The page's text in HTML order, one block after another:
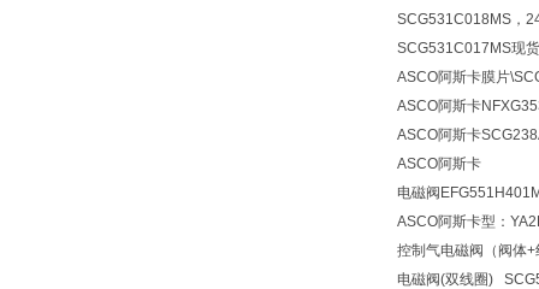
SCG531C018MS，
SCG531C017MS现货
ASCO阿斯卡膜片
ASCO阿斯卡
ASCO阿斯卡
ASCO阿斯卡
电磁阀
ASCO阿斯卡型：
控制气电磁阀（阀体
电磁阀(双线圈)